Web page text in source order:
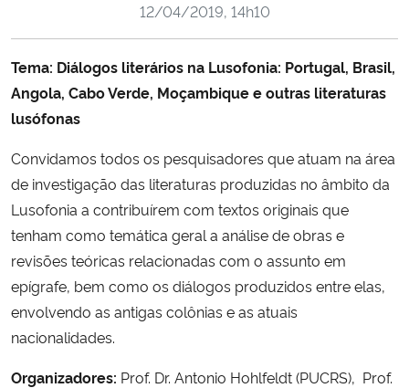
Ministério da Saúde
Ministério de Minas e Energia
Ministério da Ciência, Tecnologia, Inovações e Comunicações
Ministério do Meio Ambiente
Ministério do Turismo
Ministério do Desenvolvimento Regional
12/04/2019, 14h10
Tema: Diálogos literários na Lusofonia: Portugal, Brasil,
Angola, Cabo Verde, Moçambique e outras literaturas
lusófonas
Convidamos todos os pesquisadores que atuam na área
de investigação das literaturas produzidas no âmbito da
Lusofonia a contribuírem com textos originais que
tenham como temática geral a análise de obras e
revisões teóricas relacionadas com o assunto em
epígrafe, bem como os diálogos produzidos entre elas,
envolvendo as antigas colônias e as atuais
nacionalidades.
Organizadores: Prof. Dr. Antonio Hohlfeldt (PUCRS), Prof.